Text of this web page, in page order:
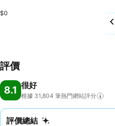
$0
評價
8.1 很好
根據 31,804 筆熱門網站評分
評價總結